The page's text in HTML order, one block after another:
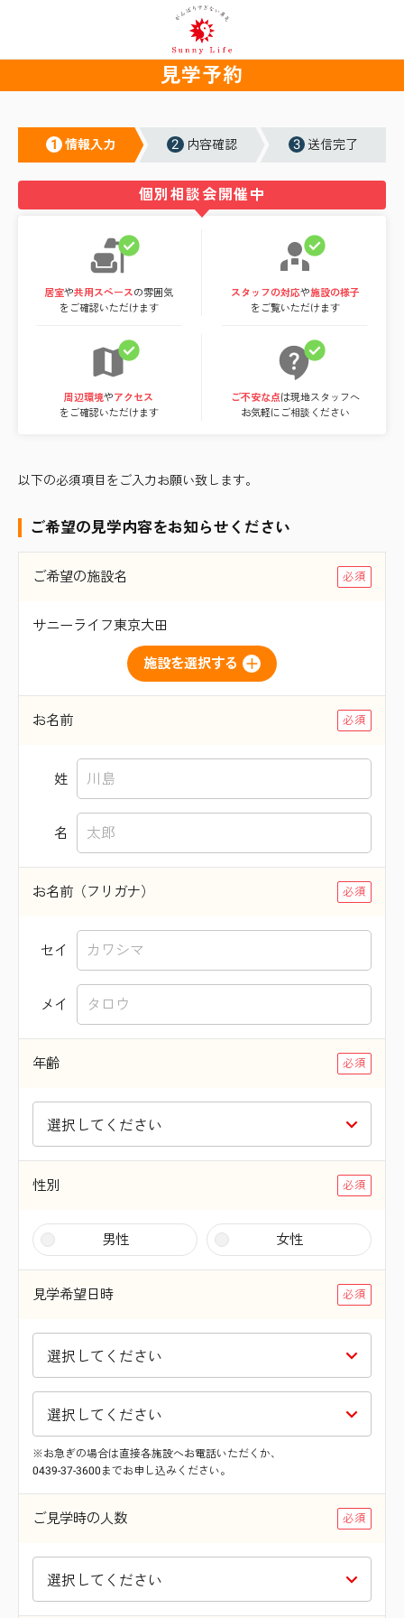
見学予約
1 情報入力 2 内容確認 3 送信完了
個別相談会開催中
居室や共用スペースの雰囲気
をご確認いただけます
スタッフの対応や施設の様子
をご覧いただけます
周辺環境やアクセス
をご確認いただけます
ご不安な点は現地スタッフへ
お気軽にご相談ください
以下の必須項目をご入力お願い致します。
ご希望の見学内容をお知らせください
ご希望の施設名
サニーライフ東京大田
施設を選択する
お名前
姓
名
お名前（フリガナ）
セイ
メイ
年齢
性別
男性 女性
見学希望日時
※お急ぎの場合は直接各施設へお電話いただくか、
0439-37-3600までお申し込みください。
ご見学時の人数